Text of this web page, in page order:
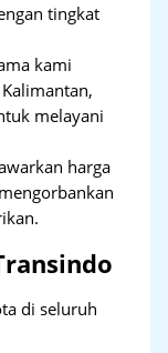
tingkat
kami
melayani
harga
di seluruh